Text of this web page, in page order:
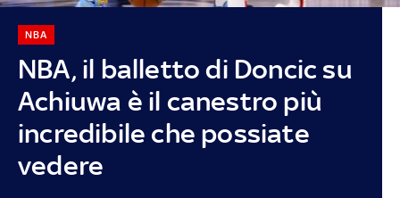
NBA, il balletto di Doncic su
Achiuwa è il canestro più
incredibile che possiate
vedere
NBA